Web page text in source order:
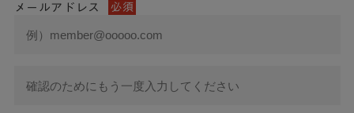
メールアドレス 必須